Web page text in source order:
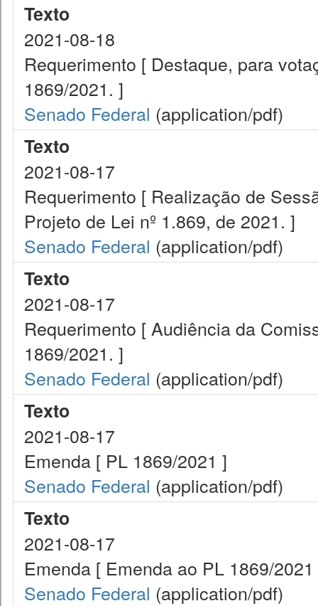
Texto
2021-08-18
Requerimento [ Destaque, para
1869/2021. ]
Senado Federal (application/pdf)
Texto
2021-08-17
Requerimento [ Realização de
Projeto de Lei nº 1.869, de 2021. ]
Senado Federal (application/pdf)
Texto
2021-08-17
Requerimento [ Audiência da
1869/2021. ]
Senado Federal (application/pdf)
Texto
2021-08-17
Emenda [ PL 1869/2021 ]
Senado Federal (application/pdf)
Texto
2021-08-17
Emenda [ Emenda ao PL 1869/
Senado Federal (application/pdf)